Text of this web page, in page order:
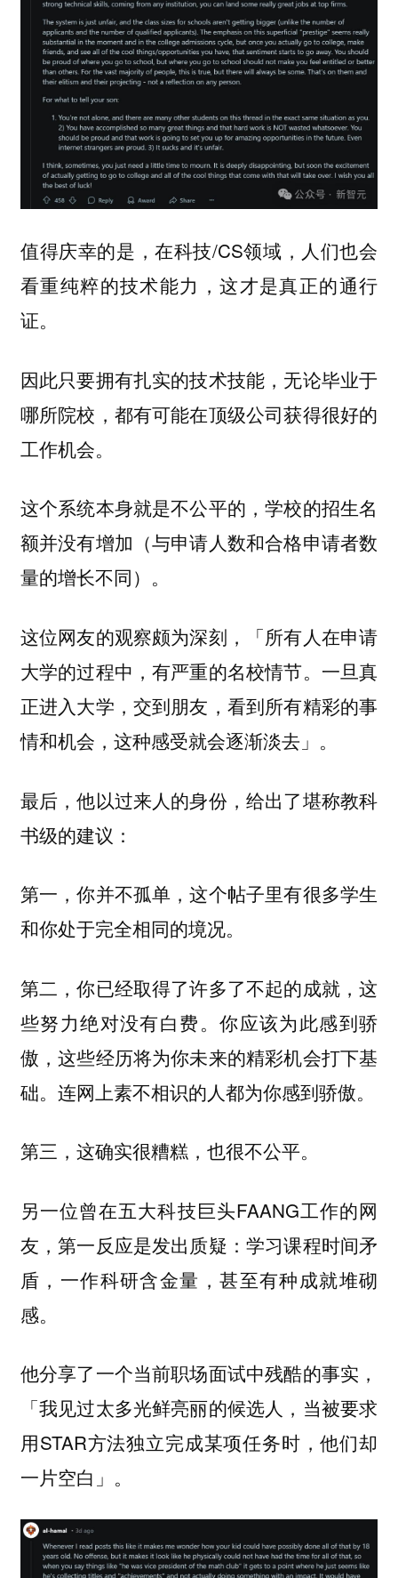
值得庆幸的是，在科技/CS领域，人们也会
看重纯粹的技术能力，这才是真正的通行
证。
因此只要拥有扎实的技术技能，无论毕业于
哪所院校，都有可能在顶级公司获得很好的
工作机会。
这个系统本身就是不公平的，学校的招生名
额并没有增加（与申请人数和合格申请者数
量的增长不同）。
这位网友的观察颇为深刻，「所有人在申请
大学的过程中，有严重的名校情节。一旦真
正进入大学，交到朋友，看到所有精彩的事
情和机会，这种感受就会逐渐淡去」。
最后，他以过来人的身份，给出了堪称教科
书级的建议：
第一，你并不孤单，这个帖子里有很多学生
和你处于完全相同的境况。
第二，你已经取得了许多了不起的成就，这
些努力绝对没有白费。你应该为此感到骄
傲，这些经历将为你未来的精彩机会打下基
础。连网上素不相识的人都为你感到骄傲。
第三，这确实很糟糕，也很不公平。
另一位曾在五大科技巨头FAANG工作的网
友，第一反应是发出质疑：学习课程时间矛
盾，一作科研含金量，甚至有种成就堆砌
感。
他分享了一个当前职场面试中残酷的事实，
「我见过太多光鲜亮丽的候选人，当被要求
用STAR方法独立完成某项任务时，他们却
一片空白」。